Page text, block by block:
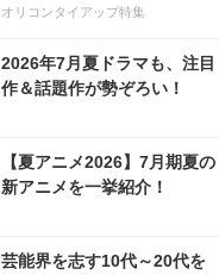
オリコンタイアップ特集
2026年7月夏ドラマも、注目
作＆話題作が勢ぞろい！
【夏アニメ2026】7月期夏の
新アニメを一挙紹介！
芸能界を志す10代～20代を